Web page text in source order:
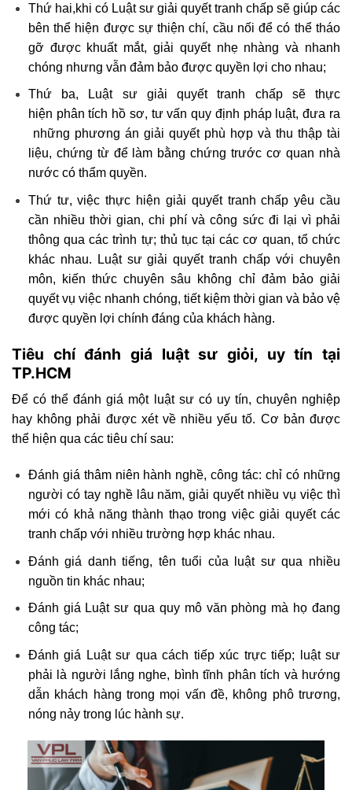
Thứ hai,khi có Luật sư giải quyết tranh chấp sẽ giúp các
bên thể hiện được sự thiện chí, cầu nối để có thể tháo
gỡ được khuất mắt, giải quyết nhẹ nhàng và nhanh
chóng nhưng vẫn đảm bảo được quyền lợi cho nhau;
Thứ ba, Luật sư giải quyết tranh chấp sẽ thực
hiện phân tích hồ sơ, tư vấn quy định pháp luật, đưa ra
những phương án giải quyết phù hợp và thu thập tài
liệu, chứng từ để làm bằng chứng trước cơ quan nhà
nước có thẩm quyền.
Thứ tư, việc thực hiện giải quyết tranh chấp yêu cầu
cần nhiều thời gian, chi phí và công sức đi lại vì phải
thông qua các trình tự; thủ tục tại các cơ quan, tổ chức
khác nhau. Luật sư giải quyết tranh chấp với chuyên
môn, kiến thức chuyên sâu không chỉ đảm bảo giải
quyết vụ việc nhanh chóng, tiết kiệm thời gian và bảo vệ
được quyền lợi chính đáng của khách hàng.
Tiêu chí đánh giá luật sư giỏi, uy tín tại
TP.HCM
Để có thể đánh giá một luật sư có uy tín, chuyên nghiệp
hay không phải được xét về nhiều yếu tố. Cơ bản được
thể hiện qua các tiêu chí sau:
Đánh giá thâm niên hành nghề, công tác: chỉ có những
người có tay nghề lâu năm, giải quyết nhiều vụ việc thì
mới có khả năng thành thạo trong việc giải quyết các
tranh chấp với nhiều trường hợp khác nhau.
Đánh giá danh tiếng, tên tuổi của luật sư qua nhiều
nguồn tin khác nhau;
Đánh giá Luật sư qua quy mô văn phòng mà họ đang
công tác;
Đánh giá Luật sư qua cách tiếp xúc trực tiếp; luật sư
phải là người lắng nghe, bình tĩnh phân tích và hướng
dẫn khách hàng trong mọi vấn đề, không phô trương,
nóng nảy trong lúc hành sự.